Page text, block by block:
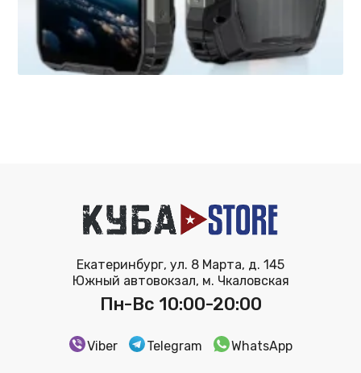
Екатеринбург, ул. 8 Марта, д. 145
Южный автовокзал, м. Чкаловская
Пн-Вс 10:00-20:00
Viber Telegram WhatsApp